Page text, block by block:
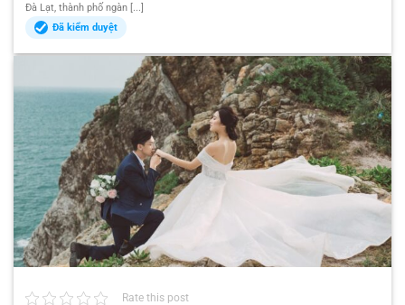
Đà Lạt, thành phố ngàn [...]
Đã kiểm duyệt
Rate this post